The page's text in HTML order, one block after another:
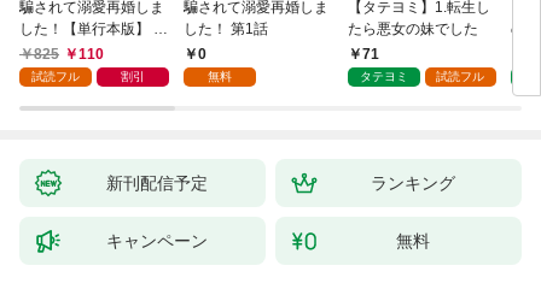
騙されて溺愛再婚しま
した！【単行本版】 1
巻825 110
試読フル 割引
騙されて溺愛再婚しま
した！ 第1話
0
無料
【タテヨミ】1.転生し
たら悪女の妹でした
71
タテヨミ 試読フル
の
新刊配信予定 ランキング
キャンペーン 無料